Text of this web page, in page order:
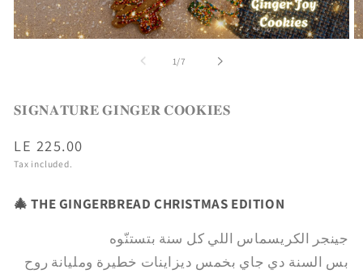
1 /
of7
𝐒𝐈𝐆𝐍𝐀𝐓𝐔𝐑𝐄 𝐆𝐈𝐍𝐆𝐄𝐑 𝐂𝐎𝐎𝐊𝐈𝐄𝐒
Regular
price
LE 225.00
Tax included.
🎄 THE GINGERBREAD CHRISTMAS EDITION
جينجر الكريسماس اللي كل سنة بتستنّوه
بس السنة دي جاي بخمس ديزاينات خطيرة ومليانة روح